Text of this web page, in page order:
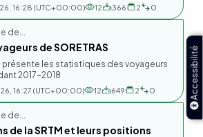
Accessibilité
16:28 (UTC+00:00) 12 366 2 0
de...
de SORETRAS
présente les statistiques des voyageurs
2017-2018
16:27 (UTC+00:00) 12 649 2 0
de...
de la SRTM et leurs positions